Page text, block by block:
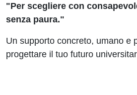
"Per scegliere con
senza paura."
Un supporto concreto, umano e
progettare il tuo futuro